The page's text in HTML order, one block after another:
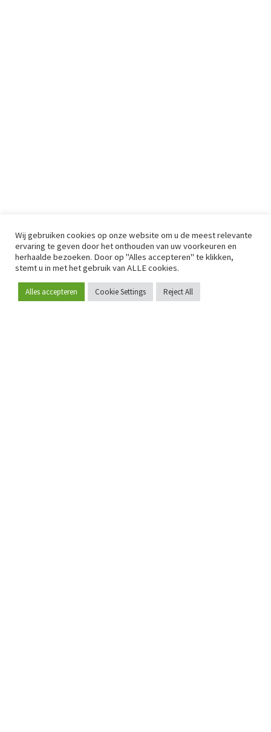
Word lid
Wij gebruiken cookies op onze website om u de meest relevante
ervaring te geven door het onthouden van uw voorkeuren en
herhaalde bezoeken. Door op "Alles accepteren" te klikken,
stemt u in met het gebruik van ALLE cookies.
Alles accepteren Cookie Settings Reject All